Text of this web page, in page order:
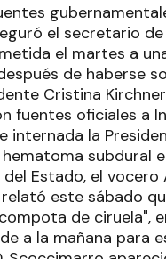
el secretario
el martes a
de haberse
Cristina
fuentes oficiales a
internada la
subdural
Estado, el
este sábado
de ciruela",
a la mañana para